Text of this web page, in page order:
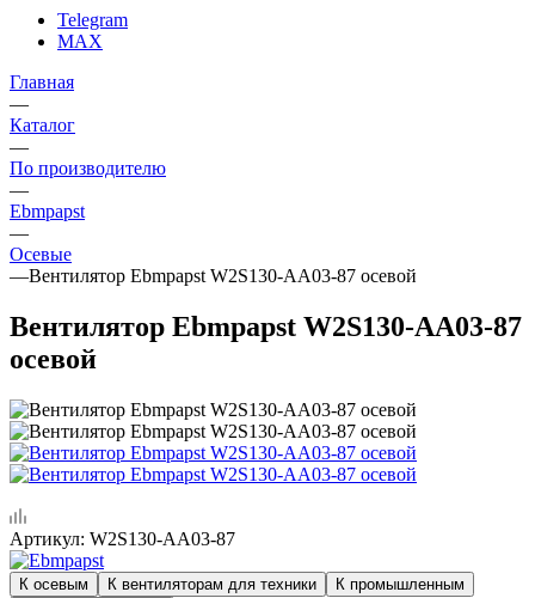
Telegram
MAX
Главная
—
Каталог
—
По производителю
—
Ebmpapst
—
Осевые
—Вентилятор Ebmpapst W2S130-AA03-87 осевой
Вентилятор Ebmpapst W2S130-AA03-87
осевой
Артикул: W2S130-AA03-87
К осевым К вентиляторам для техники
К промышленным